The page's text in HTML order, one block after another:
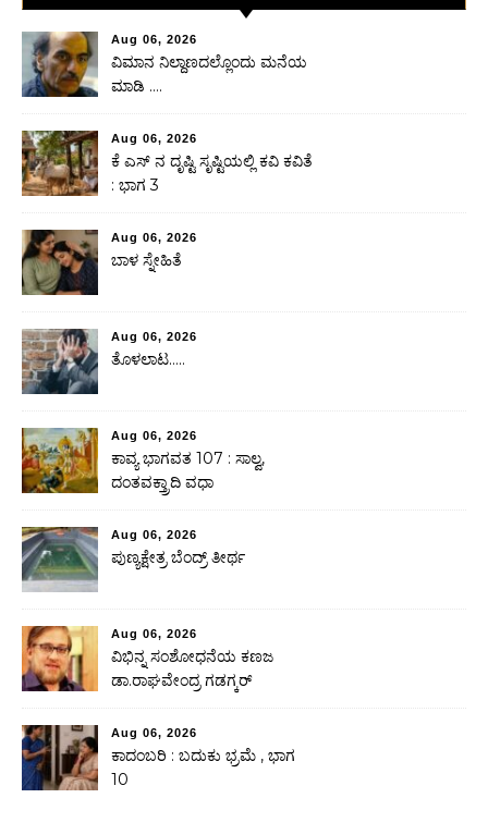
Aug 06, 2026
ವಿಮಾನ ನಿಲ್ದಾಣದಲ್ಲೊಂದು ಮನೆಯ
ಮಾಡಿ ….
Aug 06, 2026
ಕೆ ಎಸ್ ನ ದೃಷ್ಟಿ ಸೃಷ್ಟಿಯಲ್ಲಿ ಕವಿ ಕವಿತೆ
: ಭಾಗ 3
Aug 06, 2026
ಬಾಳ ಸ್ನೇಹಿತೆ
Aug 06, 2026
ತೊಳಲಾಟ…..
Aug 06, 2026
ಕಾವ್ಯ ಭಾಗವತ 107 : ಸಾಲ್ವ,
ದಂತವಕ್ತ್ರಾದಿ ವಧಾ
Aug 06, 2026
ಪುಣ್ಯಕ್ಷೇತ್ರ ಬೆಂದ್ರ್ ತೀರ್ಥ
Aug 06, 2026
ವಿಭಿನ್ನ ಸಂಶೋಧನೆಯ ಕಣಜ
ಡಾ.ರಾಘವೇಂದ್ರ ಗಡಗ್ಕರ್
Aug 06, 2026
ಕಾದಂಬರಿ : ಬದುಕು ಭ್ರಮೆ , ಭಾಗ
10